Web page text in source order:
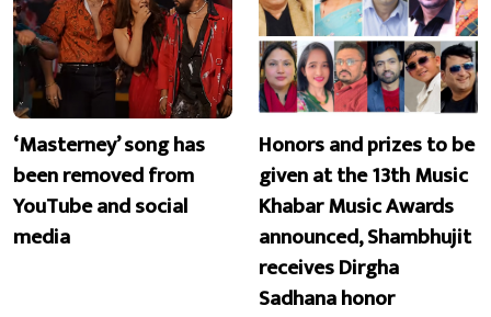
‘Masterney’ song has
been removed from
YouTube and social
media
Honors and prizes to be
given at the 13th Music
Khabar Music Awards
announced, Shambhujit
receives Dirgha
Sadhana honor